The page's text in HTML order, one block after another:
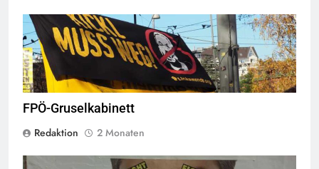
© linkswende.org,CC-BY-SA-1.0
FPÖ-Gruselkabinett
Redaktion
2 Monaten
© linkswende.org, CC-BY-SA-1.0